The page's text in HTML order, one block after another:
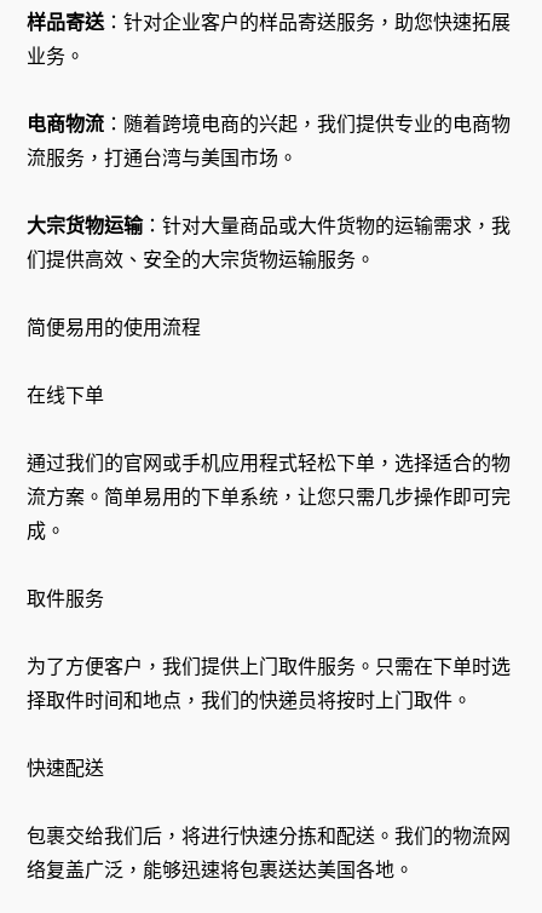
样品寄送：针对企业客户的样品寄送服务，助您快速拓展
业务。
电商物流 ：随着跨境电商的兴起，我们提供专业的电商物
流服务，打通台湾与美国市场。
大宗货物运输：针对大量商品或大件货物的运输需求，我
们提供高效、安全的大宗货物运输服务。
简便易用的使用流程
在线下单
通过我们的官网或手机应用程式轻松下单，选择适合的物
流方案。简单易用的下单系统，让您只需几步操作即可完
成。
取件服务
为了方便客户，我们提供上门取件服务。只需在下单时选
择取件时间和地点，我们的快递员将按时上门取件。
快速配送
包裹交给我们后，将进行快速分拣和配送。我们的物流网
络复盖广泛，能够迅速将包裹送达美国各地。